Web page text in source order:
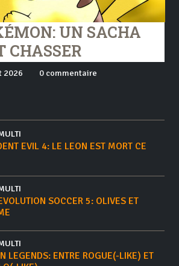
UN SACHA
CHASSER
2026 0 commentaire
EVIL 4: LE LEON EST MORT CE
SOCCER 5: OLIVES ET
LEGENDS: ENTRE ROGUE(-LIKE) ET